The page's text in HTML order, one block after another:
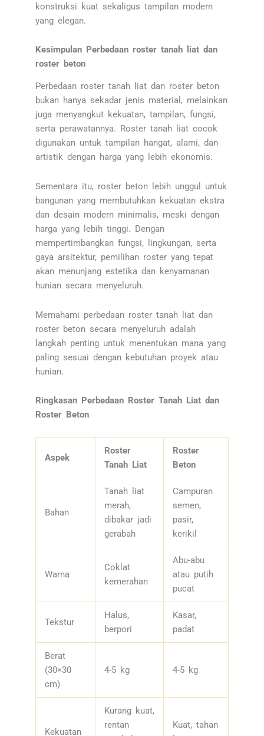
konstruksi kuat sekaligus tampilan modern
yang elegan.
Kesimpulan Perbedaan roster tanah liat dan
roster beton
Perbedaan roster tanah liat dan roster beton
bukan hanya sekadar jenis material, melainkan
juga menyangkut kekuatan, tampilan, fungsi,
serta perawatannya. Roster tanah liat cocok
digunakan untuk tampilan hangat, alami, dan
artistik dengan harga yang lebih ekonomis.
Sementara itu, roster beton lebih unggul untuk
bangunan yang membutuhkan kekuatan ekstra
dan desain modern minimalis, meski dengan
harga yang lebih tinggi. Dengan
mempertimbangkan fungsi, lingkungan, serta
gaya arsitektur, pemilihan roster yang tepat
akan menunjang estetika dan kenyamanan
hunian secara menyeluruh.
Memahami perbedaan roster tanah liat dan
roster beton secara menyeluruh adalah
langkah penting untuk menentukan mana yang
paling sesuai dengan kebutuhan proyek atau
hunian.
Ringkasan Perbedaan Roster Tanah Liat dan
Roster Beton
Aspek
Roster
Tanah Liat
Roster
Beton
Bahan
Tanah liat
merah,
dibakar jadi
gerabah
Campuran
semen,
pasir,
kerikil
Warna
Coklat
kemerahan
Abu-abu
atau putih
pucat
Tekstur
Halus,
berpori
Kasar,
padat
Berat
(30×30
cm)
4-5 kg 4-5 kg
Kekuatan
Kurang kuat,
rentan
Kuat, tahan